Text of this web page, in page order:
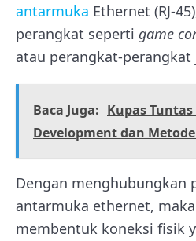
antarmuka Ethernet (RJ-
perangkat seperti game
atau perangkat-
Baca Juga: Kupas
Development dan
Dengan menghubungkan
antarmuka ethernet,
membentuk koneksi fisik